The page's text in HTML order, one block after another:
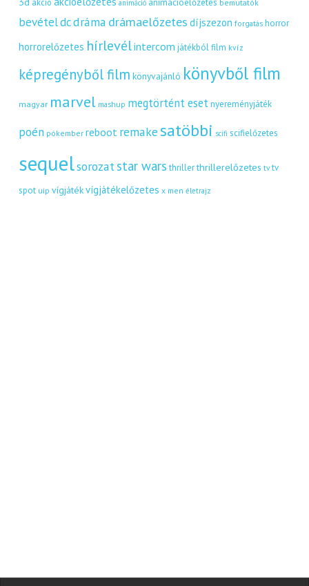
animáció animációelőzetes bemutatók
bevételdcdráma drámaelőzetes díjszezon forgatás horror
horrorelőzetes hírlevélintercom játékból film kvíz
képregényből film könyvajánló könyvből film
magyar marvel mashup megtörtént eset nyereményjáték
poén pókember reboot remakesatöbbi scifi scifielőzetes
sequelsorozatstar wars thriller thrillerelőzetes tv tv
spot uip vígjátékvígjátékelőzetes x men életrajz